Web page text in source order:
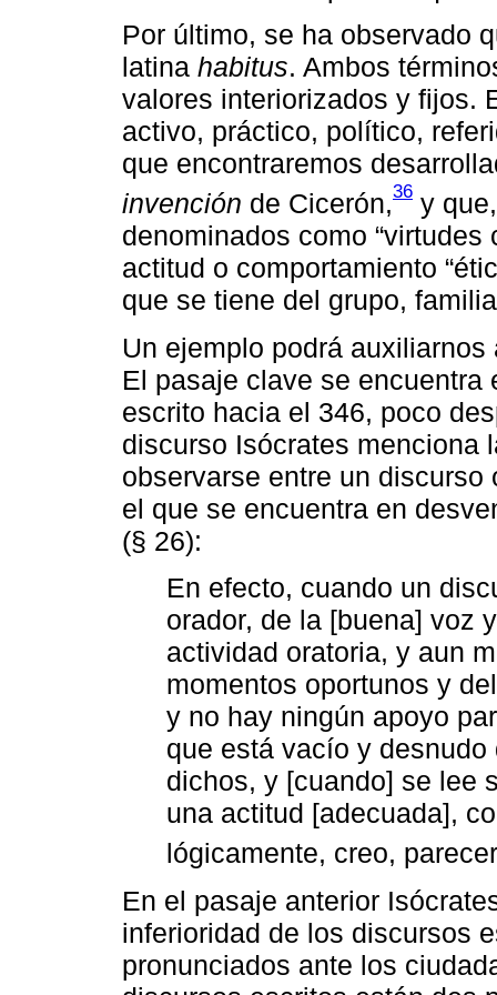
Por último, se ha observado
latina habitus. Ambos
valores interiorizados y fijos.
activo, práctico, político,
que encontraremos
invención de Cicerón,36 y
denominados como
actitud o comportamiento
que se tiene del grupo,
Un ejemplo podrá
El pasaje clave se
escrito hacia el 346, poco
discurso Isócrates menciona
observarse entre un
el que se encuentra en
(§ 26):
En efecto, cuando un
orador, de la [buena] voz
actividad oratoria, y aun
momentos oportunos y
y no hay ningún apoyo
que está vacío y
dichos, y [cuando] se lee
una actitud [adecuada],
lógicamente, creo,
En el pasaje anterior
inferioridad de los discursos
pronunciados ante los